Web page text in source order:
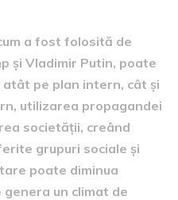
a fost folosită de
și Vladimir Putin, poate
pe plan intern, cât și
utilizarea propagandei
societății, creând
grupuri sociale și
poate diminua
un climat de